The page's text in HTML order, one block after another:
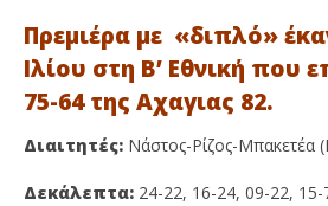
Πρεμιέρα με «διπλό»
Ιλίου στη Β’ Εθνική που
75-64 της Αχαγιας 82.
Διαιτητές: Νάστος-Ρίζος-Μπακετέα
Δεκάλεπτα: 24-22, 16-24, 09-22, 15-